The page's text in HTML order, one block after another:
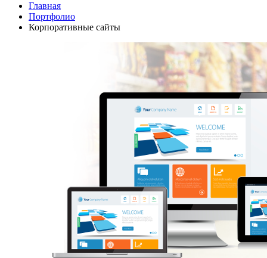
Главная
Портфолио
Корпоративные сайты